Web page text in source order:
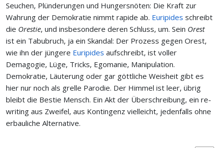
Seuchen, Plünderungen und Hungersnöten: Die Kraft zur
Wahrung der Demokratie nimmt rapide ab. Euripides schreibt
die Orestie, und insbesondere deren Schluss, um. Sein Orest
ist ein Tabubruch, ja ein Skandal: Der Prozess gegen Orest,
wie ihn der jüngere Euripides aufschreibt, ist voller
Demagogie, Lüge, Tricks, Egomanie, Manipulation.
Demokratie, Läuterung oder gar göttliche Weisheit gibt es
hier nur noch als grelle Parodie. Der Himmel ist leer, übrig
bleibt die Bestie Mensch. Ein Akt der Überschreibung, ein re-
writing aus Zweifel, aus Kontingenz vielleicht, jedenfalls ohne
erbauliche Alternative.